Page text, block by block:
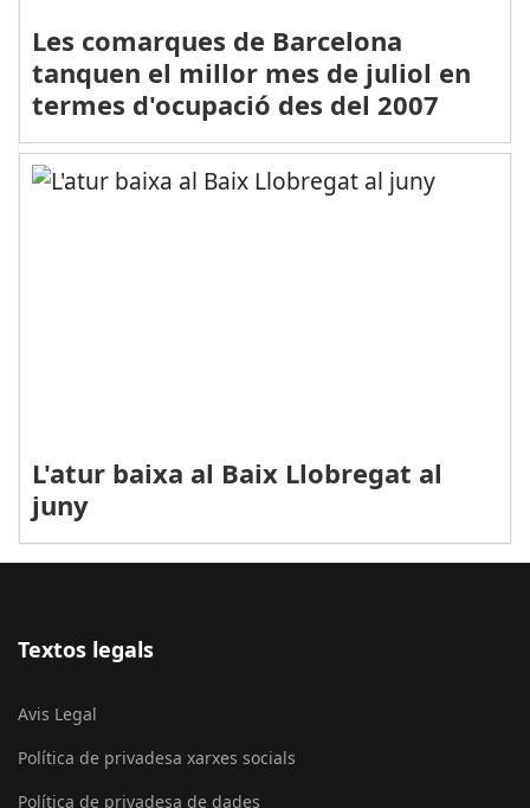
Les comarques de Barcelona
tanquen el millor mes de juliol en
termes d'ocupació des del 2007
L'atur baixa al Baix Llobregat al
juny
Textos legals
Avis Legal
Política de privadesa xarxes socials
Política de privadesa de dades